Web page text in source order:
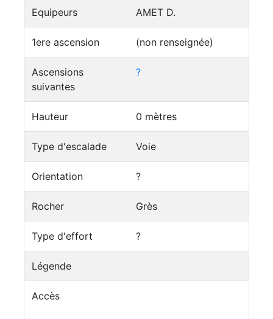
Equipeurs AMET D.
1ere ascension (non renseignée)
Ascensions
suivantes
?
Hauteur 0 mètres
Type d'escalade Voie
Orientation ?
Rocher Grès
Type d'effort ?
Légende
Accès